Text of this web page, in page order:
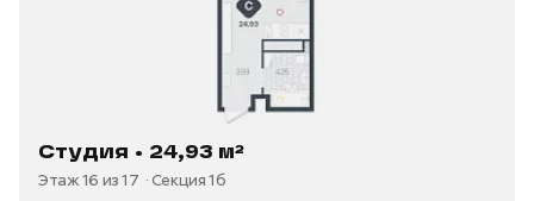
Студия • 24,93 м²
Этаж 16 из 17 Секция 1б